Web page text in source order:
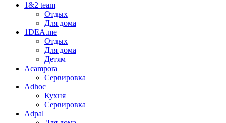
1&2 team
Отдых
Для дома
1DEA.me
Отдых
Для дома
Детям
Acampora
Сервировка
Adhoc
Кухня
Сервировка
Adpal